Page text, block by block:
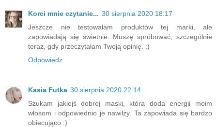
Korci mnie czytanie... 30 sierpnia 2020 18:17
Jeszcze nie testowałam produktów tej marki, ale
zapowiadają się świetnie. Muszę spróbować, szczególnie
teraz, gdy przeczytałam Twoją opinię. :)
Odpowiedz
Kasia Futka 30 sierpnia 2020 22:14
Szukam jakiejś dobrej maski, która doda energii moim
włosom i odpowiednio je nawilży. Ta zapowiada się bardzo
obiecująco :)